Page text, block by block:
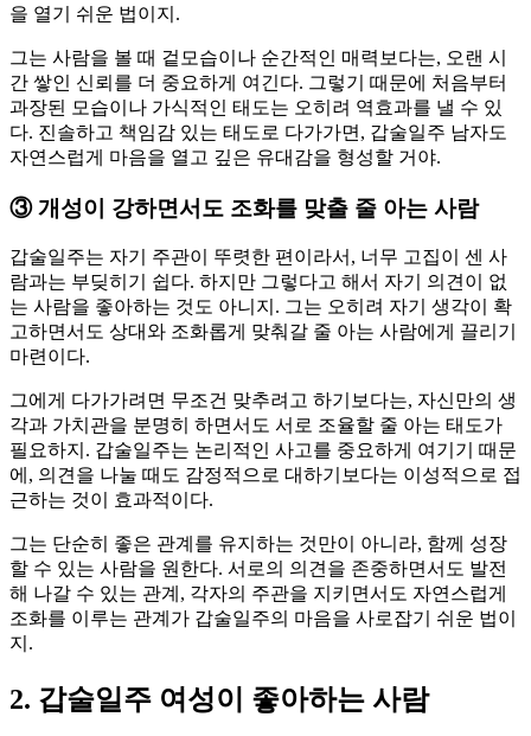
을 열기 쉬운 법이지.
그는 사람을 볼 때 겉모습이나 순간적인 매력보다는, 오랜 시
간 쌓인 신뢰를 더 중요하게 여긴다. 그렇기 때문에 처음부터
과장된 모습이나 가식적인 태도는 오히려 역효과를 낼 수 있
다. 진솔하고 책임감 있는 태도로 다가가면, 갑술일주 남자도
자연스럽게 마음을 열고 깊은 유대감을 형성할 거야.
③개성이 강하면서도 조화를 맞출 줄 아는 사람
갑술일주는 자기 주관이 뚜렷한 편이라서, 너무 고집이 센 사
람과는 부딪히기 쉽다. 하지만 그렇다고 해서 자기 의견이 없
는 사람을 좋아하는 것도 아니지. 그는 오히려 자기 생각이 확
고하면서도 상대와 조화롭게 맞춰갈 줄 아는 사람에게 끌리기
마련이다.
그에게 다가가려면 무조건 맞추려고 하기보다는, 자신만의 생
각과 가치관을 분명히 하면서도 서로 조율할 줄 아는 태도가
필요하지. 갑술일주는 논리적인 사고를 중요하게 여기기 때문
에, 의견을 나눌 때도 감정적으로 대하기보다는 이성적으로 접
근하는 것이 효과적이다.
그는 단순히 좋은 관계를 유지하는 것만이 아니라, 함께 성장
할 수 있는 사람을 원한다. 서로의 의견을 존중하면서도 발전
해 나갈 수 있는 관계, 각자의 주관을 지키면서도 자연스럽게
조화를 이루는 관계가 갑술일주의 마음을 사로잡기 쉬운 법이
지.
2. 갑술일주 여성이 좋아하는 사람